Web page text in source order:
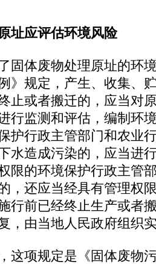
址应评估环境风险
体废物处理原址的环
》规定，产生、收集、
止或者搬迁的，应当对
行监测和评估，编制环
护行政主管部门和农业
水造成污染的，应当进
限的环境保护行政主管
，还应当经具有管理权
行前已经终止生产或者
，由当地人民政府组织
项规定是《固体废物